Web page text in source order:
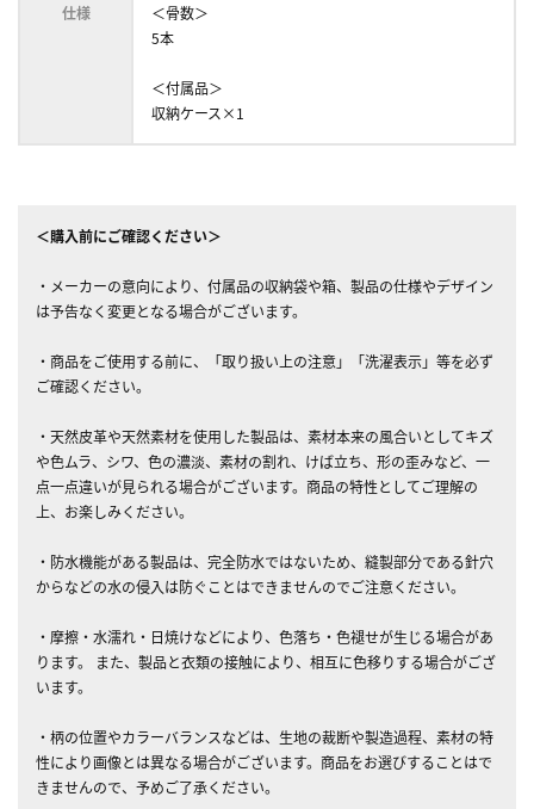
仕様
＜骨数＞
5本
＜付属品＞
収納ケース×1
＜購入前にご確認ください＞
・メーカーの意向により、付属品の収納袋や箱、製品の仕様やデザイン
は予告なく変更となる場合がございます。
・商品をご使用する前に、「取り扱い上の注意」「洗濯表示」等を必ず
ご確認ください。
・天然皮革や天然素材を使用した製品は、素材本来の風合いとしてキズ
や色ムラ、シワ、色の濃淡、素材の割れ、けば立ち、形の歪みなど、一
点一点違いが見られる場合がございます。商品の特性としてご理解の
上、お楽しみください。
・防水機能がある製品は、完全防水ではないため、縫製部分である針穴
からなどの水の侵入は防ぐことはできませんのでご注意ください。
・摩擦・水濡れ・日焼けなどにより、色落ち・色褪せが生じる場合があ
ります。 また、製品と衣類の接触により、相互に色移りする場合がござ
います。
・柄の位置やカラーバランスなどは、生地の裁断や製造過程、素材の特
性により画像とは異なる場合がございます。商品をお選びすることはで
きませんので、予めご了承ください。